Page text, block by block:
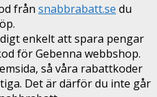
från snabbrabatt.se du
enkelt att spara pengar
för Gebenna webbshop.
så våra rabattkoder
Det är därför du inte går